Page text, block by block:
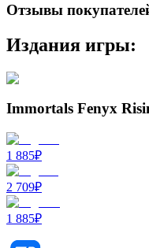
Отзывы
Издания игры:
Immortals Fenyx
1 885₽
2 709₽
1 885₽